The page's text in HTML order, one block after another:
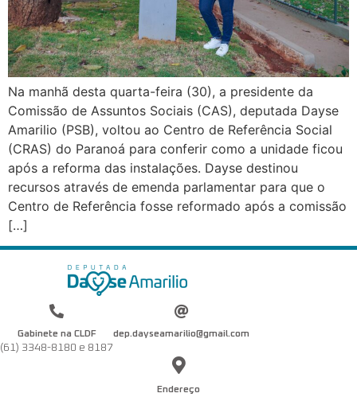
Na manhã desta quarta-feira (30), a presidente da
Comissão de Assuntos Sociais (CAS), deputada Dayse
Amarilio (PSB), voltou ao Centro de Referência Social
(CRAS) do Paranoá para conferir como a unidade ficou
após a reforma das instalações. Dayse destinou
recursos através de emenda parlamentar para que o
Centro de Referência fosse reformado após a comissão
[…]
Gabinete na CLDF
(61) 3348-8180 e 8187
dep.dayseamarilio@gmail.com
Endereço